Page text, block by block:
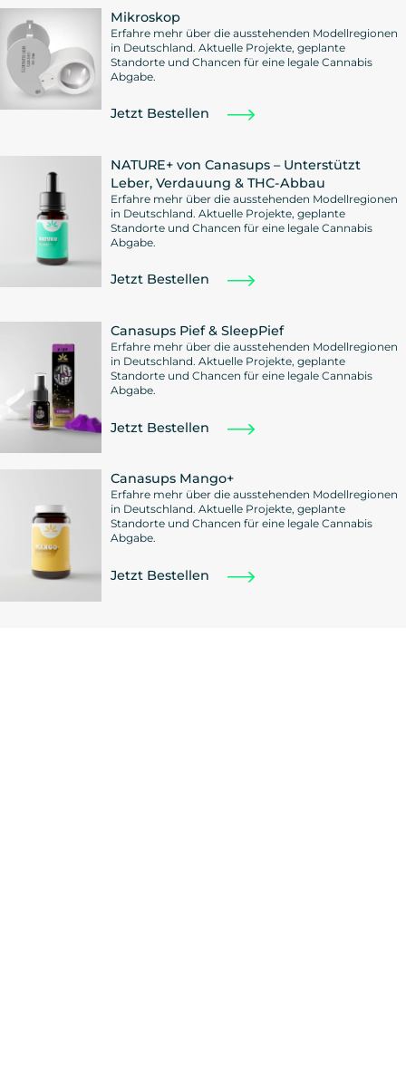
Mikroskop
Erfahre mehr über die ausstehenden Modellregionen
in Deutschland. Aktuelle Projekte, geplante
Standorte und Chancen für eine legale Cannabis
Abgabe.
Jetzt Bestellen
NATURE+ von Canasups – Unterstützt
Leber, Verdauung & THC-Abbau
Erfahre mehr über die ausstehenden Modellregionen
in Deutschland. Aktuelle Projekte, geplante
Standorte und Chancen für eine legale Cannabis
Abgabe.
Jetzt Bestellen
Canasups Pief & SleepPief
Erfahre mehr über die ausstehenden Modellregionen
in Deutschland. Aktuelle Projekte, geplante
Standorte und Chancen für eine legale Cannabis
Abgabe.
Jetzt Bestellen
Canasups Mango+
Erfahre mehr über die ausstehenden Modellregionen
in Deutschland. Aktuelle Projekte, geplante
Standorte und Chancen für eine legale Cannabis
Abgabe.
Jetzt Bestellen